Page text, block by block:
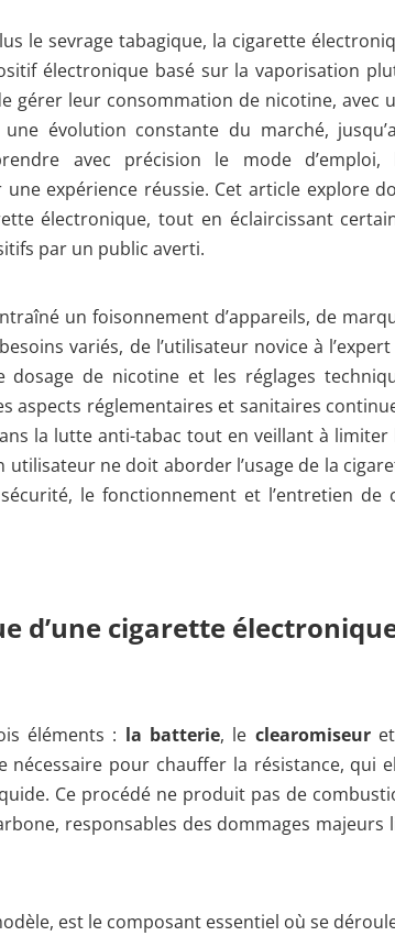
le sevrage tabagique, la cigarette
électronique basé sur la vaporisation
gérer leur consommation de nicotine, avec
évolution constante du marché,
avec précision le mode d’emploi,
expérience réussie. Cet article explore
électronique, tout en éclaircissant
par un public averti.
un foisonnement d’appareils, de
variés, de l’utilisateur novice à l’expert
de nicotine et les réglages
aspects réglementaires et sanitaires
la lutte anti-tabac tout en veillant à limiter
ne doit aborder l’usage de la
le fonctionnement et l’entretien de
d’une cigarette
éléments : la batterie, le clearomiseuret
nécessaire pour chauffer la résistance, qui
Ce procédé ne produit pas de
responsables des dommages majeurs
est le composant essentiel où se